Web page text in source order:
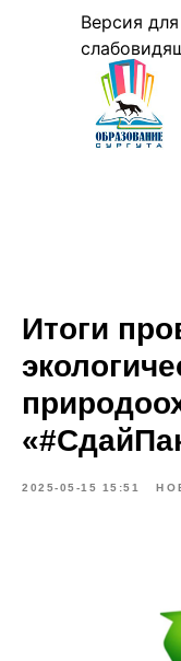
Версия для
Итоги
2025-05-15 15:51